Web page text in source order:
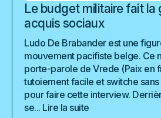
Le budget militaire fait la
acquis sociaux
Ludo De Brabander est une
mouvement pacifiste belge. Ce
porte-parole de Vrede (Paix en
tutoiement facile et switche
pour faire cette interview.
se... Lire la suite